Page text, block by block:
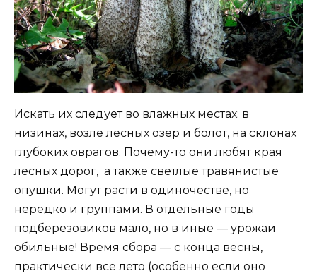
Искать их следует во влажных местах: в
низинах, возле лесных озер и болот, на склонах
глубоких оврагов. Почему-то они любят края
лесных дорог, а также светлые травянистые
опушки. Могут расти в одиночестве, но
нередко и группами. В отдельные годы
подберезовиков мало, но в иные — урожаи
обильные! Время сбора — с конца весны,
практически все лето (особенно если оно